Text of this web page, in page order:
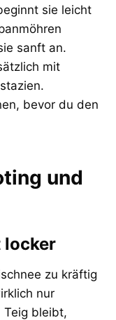
sie leicht
sanft an.
mit
bevor du den
und
locker
zu kräftig
nur
Teig bleibt,